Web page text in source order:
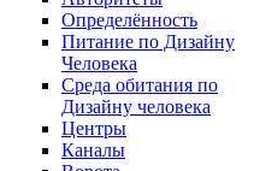
Определённость
Питание по Дизайну
Человека
Среда обитания по
Дизайну человека
Центры
Каналы